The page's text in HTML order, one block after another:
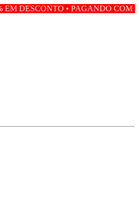
PAGANDO COM PIX VOCÊ